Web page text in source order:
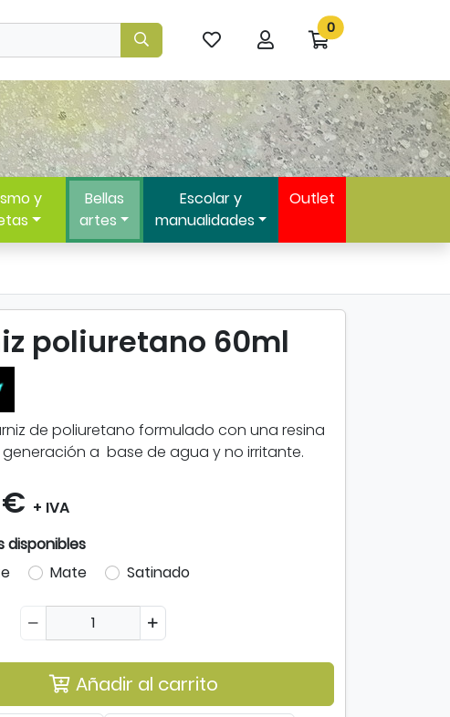
favoritos
Ir
mi
compra
0
y
Bellas
artes
Escolar y
manualidades
Outlet
poliuretano 60ml
de poliuretano formulado con una resina
a base de agua y no irritante.
+ IVA
disponibles
Mate Satinado
Añadir al carrito